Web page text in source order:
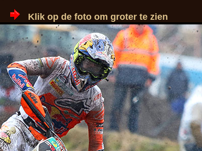
Klik op de foto om groter te zien